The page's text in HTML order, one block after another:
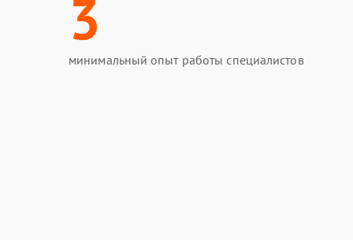
3
минимальный опыт работы специалистов